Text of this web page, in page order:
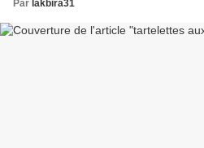
Par lakbira31